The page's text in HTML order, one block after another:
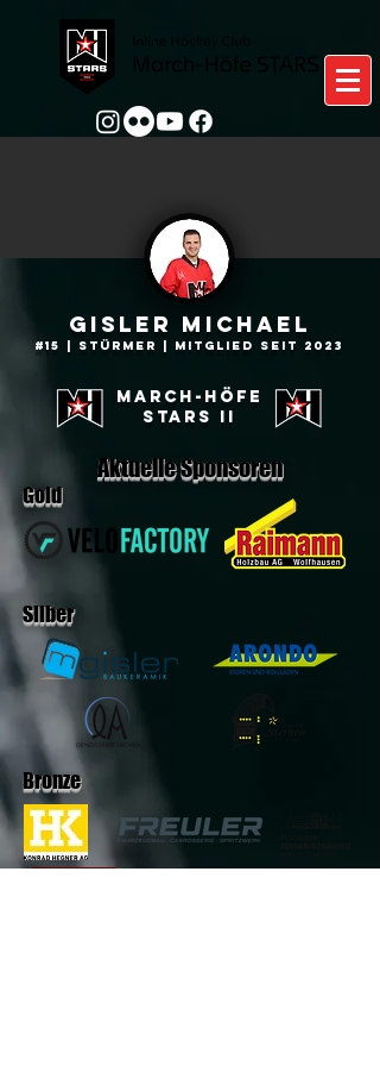
Gisler Michael
#15 | Stürmer | Mitglied seit 2023
March-höfe
stars ii
Aktuelle Sponsoren
Gold
Silber
Bronze